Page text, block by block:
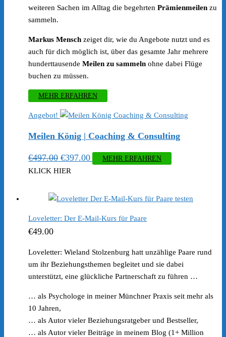
weiteren Sachen im Alltag die begehrten Prämienmeilen zu
sammeln.
Markus Mensch zeiget dir, wie du Angebote nutzt und es
auch für dich möglich ist, über das gesamte Jahr mehrere
hunderttausende Meilen zu sammeln ohne dabei Flüge
buchen zu müssen.
MEHR ERFAHREN
Angebot!
Meilen König | Coaching & Consulting
€497.00 Ursprünglicher
Preis
€497.00
€397.00Aktueller
€397.00.
MEHR ERFAHREN
KLICK HIER
Loveletter: Der E-Mail-Kurs für Paare
€49.00
Loveletter: Wieland Stolzenburg hatt unzählige Paare rund
um ihr Beziehungsthemen begleitet und sie dabei
unterstützt, eine glückliche Partnerschaft zu führen …
… als Psychologe in meiner Münchner Praxis seit mehr als
10 Jahren,
… als Autor vieler Beziehungsratgeber und Bestseller,
… als Autor vieler Beiträge in meinem Blog (1+ Million